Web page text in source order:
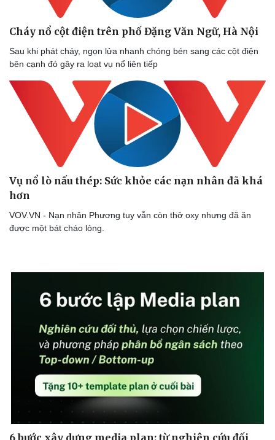
Cháy nổ cột điện trên phố Đặng Văn Ngữ, Hà Nội
Sau khi phát cháy, ngọn lửa nhanh chóng bén sang các cột điện
bên cạnh đó gây ra loạt vụ nổ liên tiếp
Vụ nổ lò nấu thép: Sức khỏe các nạn nhân đã khá
hơn
VOV.VN - Nạn nhân Phương tuy vẫn còn thở oxy nhưng đã ăn
được một bát cháo lỏng.
6 bước xây dựng media plan: từ nghiên cứu đối